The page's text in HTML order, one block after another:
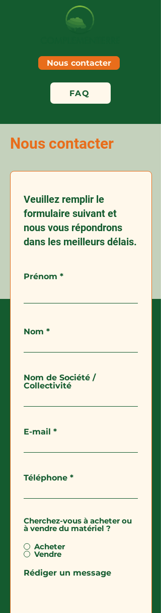
Nous contacter
FAQ
Nous contacter
Veuillez remplir le
formulaire suivant et
nous vous répondrons
dans les meilleurs délais.
Prénom
Nom
Nom de Société /
Collectivité
E-mail
Téléphone
Cherchez-vous à acheter ou
à vendre du matériel ?
Acheter
Vendre
Rédiger un message